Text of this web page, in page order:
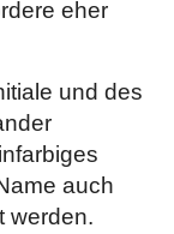
eher
und des
auch
werden.